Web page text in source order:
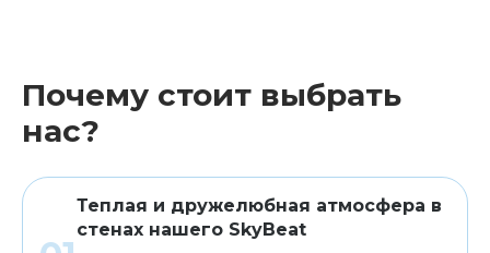
Почему стоит выбрать
нас?
Теплая и дружелюбная атмосфера в
стенах нашего SkyBeat